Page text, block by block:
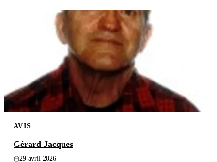
AVIS
Gérard Jacques
29 avril 2026